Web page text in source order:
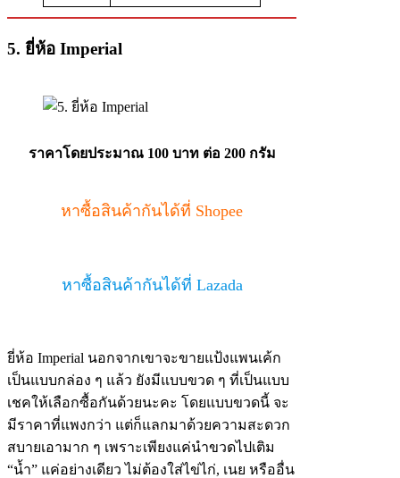
5. ยี่ห้อ Imperial
ราคาโดยประมาณ 100 บาทต่อ 200 กรัม
หาซื้อสินค้ากันได้ที่ Shopee
หาซื้อสินค้ากันได้ที่ Lazada
ยี่ห้อ Imperial นอกจากเขาจะขายแป้งแพนเค้ก
เป็นแบบกล่อง ๆ แล้ว ยังมีแบบขวด ๆ ที่เป็นแบบ
เชคให้เลือกซื้อกันด้วยนะคะ โดยแบบขวดนี้ จะ
มีราคาที่แพงกว่า แต่ก็แลกมาด้วยความสะดวก
สบายเอามาก ๆ เพราะเพียงแค่นำขวดไปเติม
“น้ำ” แค่อย่างเดียว ไม่ต้องใส่ไข่ไก่, เนย หรืออื่น